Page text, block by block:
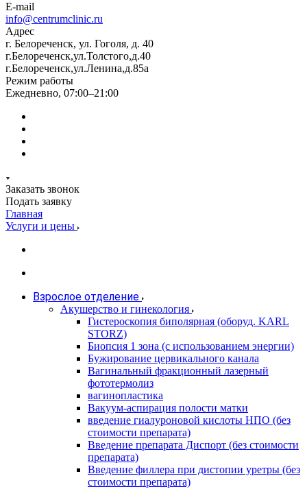
E-mail
info@centrumclinic.ru
Адрес
г. Белореченск, ул. Гоголя, д. 40
г.Белореченск,ул.Толстого,д.40
г.Белореченск,ул.Ленина,д.85а
Режим работы
Ежедневно, 07:00–21:00
Заказать звонок
Подать заявку
Главная
Услуги и цены
Взрослое отделение
Акушерство и гинекология
Гистероскопия биполярная (оборуд. KARL
STORZ)
Биопсия 1 зона (с использованием энергии)
Бужирование цервикального канала
Вагинальный фракционный лазерный
фототермолиз
вагинопластика
Вакуум-аспирация полости матки
введение гиалуроновой кислоты НПО (без
стоимости препарата)
Введение препарата Диспорт (без стоимости
препарата)
Введение филлера при дистопии уретры (без
стоимости препарата)